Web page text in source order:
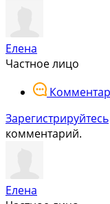
Елена
Частное лицо
Зарегистрируйтесь
комментарий.
Елена